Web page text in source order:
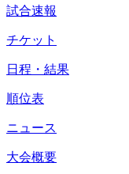
試合速報
チケット
日程・結果
順位表
ニュース
大会概要